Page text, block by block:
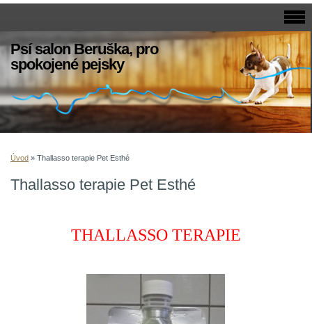
Psí salon Beruška, pro
spokojené pejsky
Úvod » Thallasso terapie Pet Esthé
Thallasso terapie Pet Esthé
THALLASSO TERAPIE